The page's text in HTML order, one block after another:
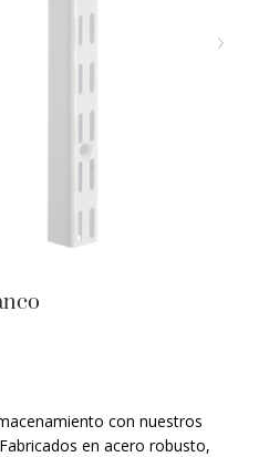
con nuestros
en acero robusto,